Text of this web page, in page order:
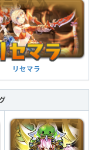
果
を無効化する
ン溜まった状態で始まる
（1秒）
ると、闇属性の攻撃力が
ボ強化2個分の効果）
プする
する
プする
イプが追加される
ン溜まった状態で始まる
3×3の正方形で消すと攻
ダメージ無効を貫通する
リセマラ